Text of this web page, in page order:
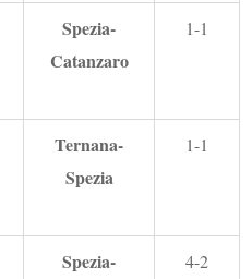
Spezia-
Catanzaro
1-1
Ternana-
Spezia
1-1
Spezia-
4-2